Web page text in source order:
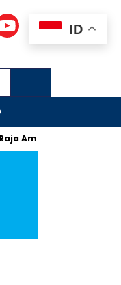
Jejak Skandal
ID